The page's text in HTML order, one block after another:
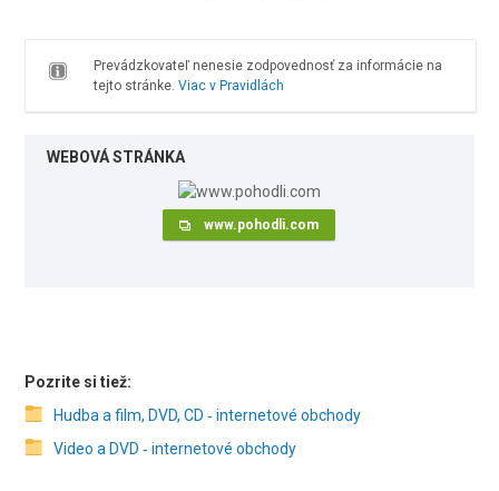
Prevádzkovateľ nenesie zodpovednosť za informácie na
tejto stránke. Viac v Pravidlách
WEBOVÁ STRÁNKA
www.pohodli.com
Pozrite si tiež:
Hudba a film, DVD, CD ‑ internetové obchody
Video a DVD ‑ internetové obchody